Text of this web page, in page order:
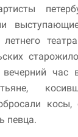
летнего
час
певца.